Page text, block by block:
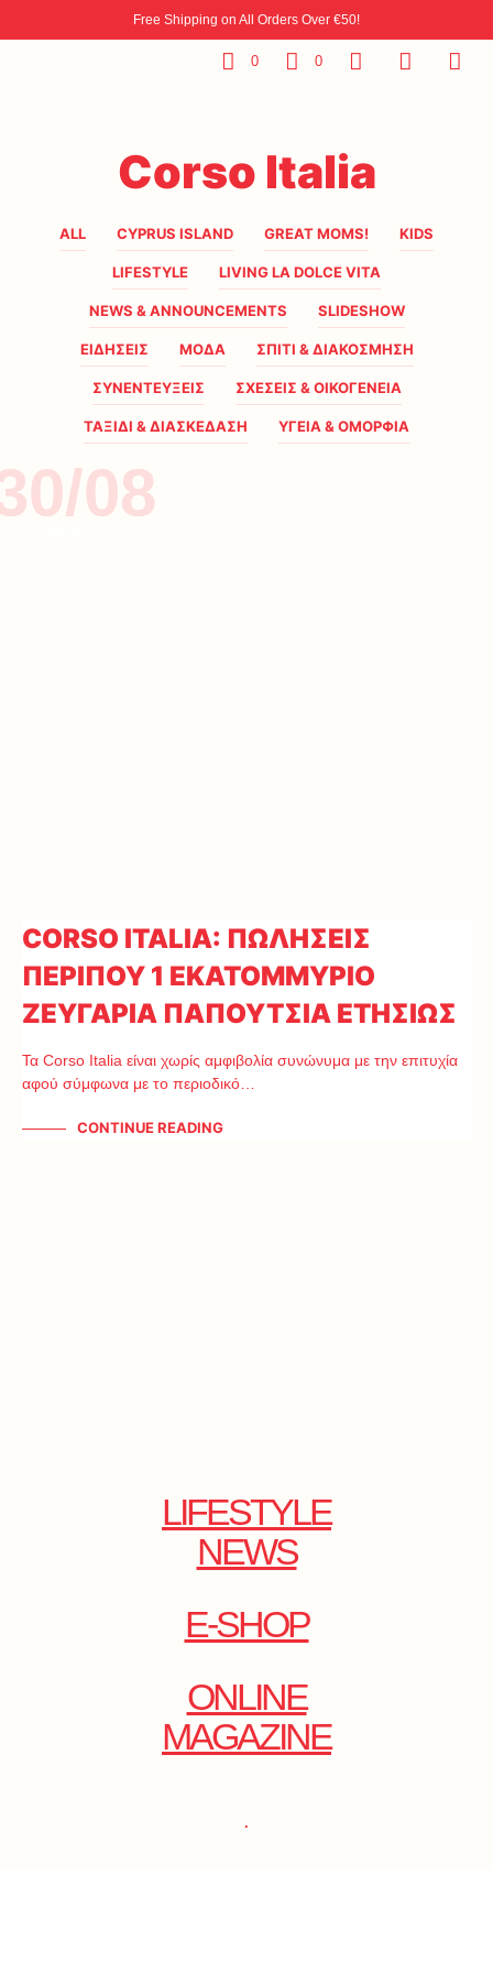
Free Shipping on All Orders Over €50!
0 0
Corso Italia
ALL CYPRUS ISLAND GREAT MOMS! KIDS
LIFESTYLE LIVING LA DOLCE VITA
NEWS & ANNOUNCEMENTS SLIDESHOW
ΕΙΔΗΣΕΙΣ ΜΟΔΑ ΣΠΙΤΙ & ΔΙΑΚΟΣΜΗΣΗ
ΣΥΝΕΝΤΕΥΞΕΙΣ ΣΧΕΣΕΙΣ & ΟΙΚΟΓΕΝΕΙΑ
ΤΑΞΙΔΙ & ΔΙΑΣΚΕΔΑΣΗ ΥΓΕΙΑ & ΟΜΟΡΦΙΑ
08
CORSO ITALIA: ΠΩΛΗΣΕΙΣ
ΠΕΡΙΠΟΥ 1 ΕΚΑΤΟΜΜΥΡΙΟ
ΖΕΥΓΑΡΙΑ ΠΑΠΟΥΤΣΙΑ ΕΤΗΣΙΩΣ
Τα Corso Italia είναι χωρίς αμφιβολία συνώνυμα με την επιτυχία
αφού σύμφωνα με το περιοδικό…
CONTINUE READING
LIFESTYLE
NEWS
E-SHOP
ONLINE
MAGAZINE
.